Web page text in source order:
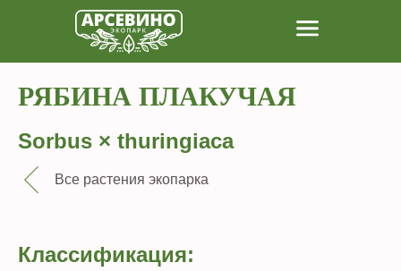
РЯБИНА ПЛАКУЧАЯ
Sorbus × thuringiaca
Все растения экопарка
Классификация: